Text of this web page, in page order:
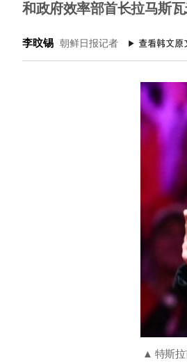
和政府效率部首长拉马斯
李旼锡 朝鲜日报记者
▲ 特斯拉